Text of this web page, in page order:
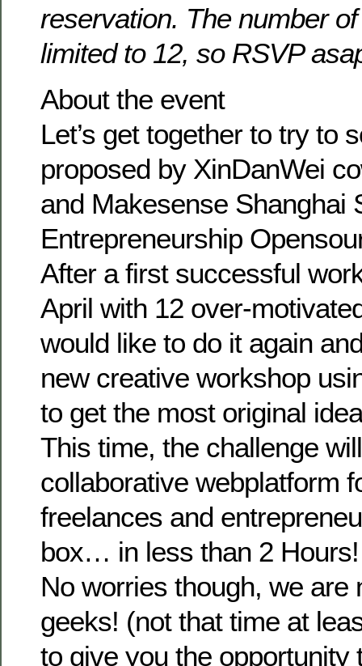
reservation. The number
limited to 12, so RSVP
About the event
Let’s get together to try to
proposed by XinDanWei
and Makesense Shanghai
Entrepreneurship
After a first successful
April with 12 over-
would like to do it again
new creative workshop
to get the most original
This time, the challenge
collaborative webplatform
freelances and
box… in less than 2 Hours!
No worries though, we are
geeks! (not that time at
to give you the opportunity